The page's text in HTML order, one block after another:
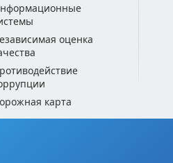
оценка
карта